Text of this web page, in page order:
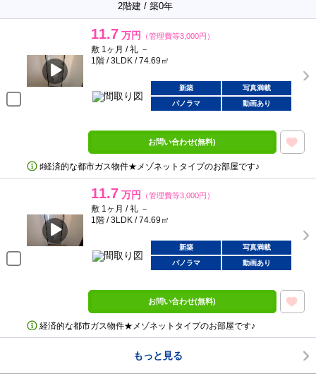
2階建 / 築0年
11.7 万円 （管理費等3,000円）
敷 1ヶ月 / 礼 －
1階 / 3LDK / 74.69㎡
新築
写真満載
パノラマ
動画あり
お問い合わせ(無料)
♯経済的な都市ガス物件★メゾネットタイプのお部屋です♪
11.7 万円 （管理費等3,000円）
敷 1ヶ月 / 礼 －
1階 / 3LDK / 74.69㎡
新築
写真満載
パノラマ
動画あり
お問い合わせ(無料)
経済的な都市ガス物件★メゾネットタイプのお部屋です♪
もっと見る